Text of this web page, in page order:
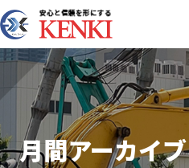
会社案内
月間アーカイブ